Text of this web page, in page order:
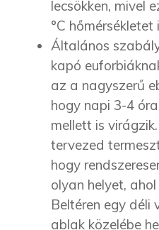
lecsökken, mivel
°C hőmérsékletet
Általános
kapó
az a nagyszerű
hogy napi 3-4
mellett is
tervezed
hogy
olyan helyet,
Beltéren egy déli
ablak közelébe